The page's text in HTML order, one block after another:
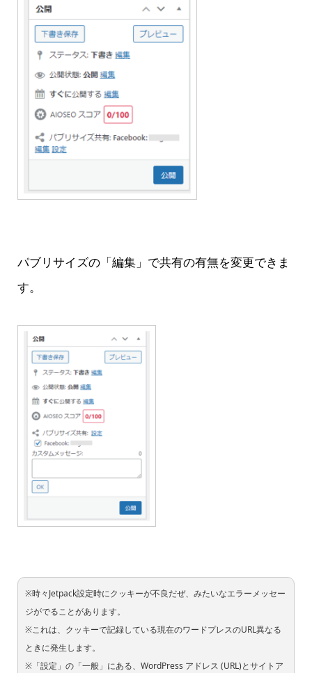
パブリサイズの「編集」で共有の有無を変更できま
す。
※時々Jetpack設定時にクッキーが不良だぜ、みたいなエラーメッセー
ジがでることがあります。
※これは、クッキーで記録している現在のワードプレスのURL異なる
ときに発生します。
※「設定」の「一般」にある、WordPress アドレス (URL)とサイトア